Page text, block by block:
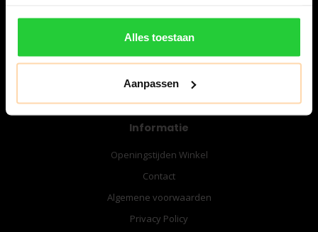
Alles toestaan
Aanpassen
Informatie
Openingstijden Winkel
Contact
Algemene voorwaarden
Privacy Policy